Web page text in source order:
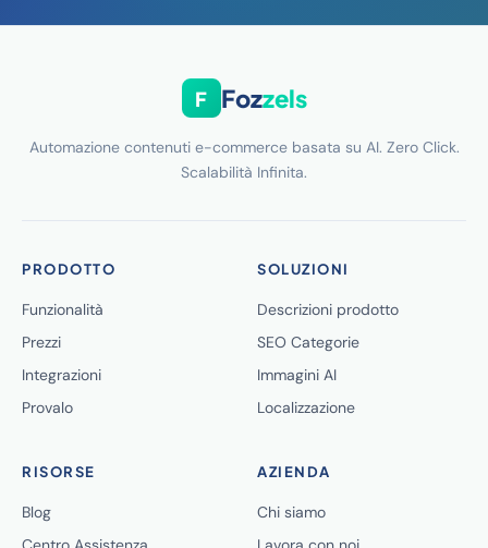
F Fozzels
Automazione contenuti e-commerce basata su AI. Zero Click.
Scalabilità Infinita.
PRODOTTO
Funzionalità
Prezzi
Integrazioni
Provalo
SOLUZIONI
Descrizioni prodotto
SEO Categorie
Immagini AI
Localizzazione
RISORSE
Blog
AZIENDA
Chi siamo